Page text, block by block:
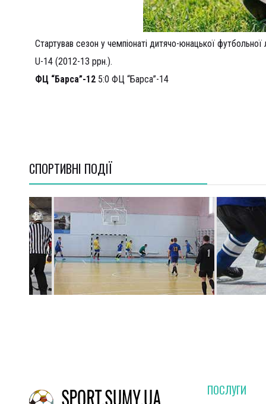
Стартував сезон у чемпіонаті дитячо-юнацької футбольної
U-14 (2012-13 ррн.).
ФЦ “Барса”-12 5:0 ФЦ “Барса”-14
СПОРТИВНI ПОДІЇ
ПОСЛУГИ